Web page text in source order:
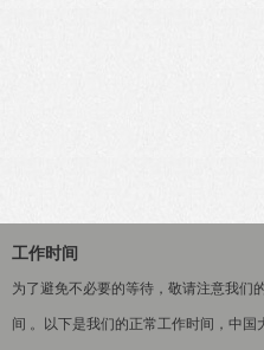
工作时间
为了避免不必要的等待，敬请注意我们
间 。以下是我们的正常工作时间，中国